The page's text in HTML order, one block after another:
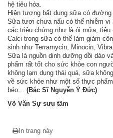
hệ tiêu hóa.
Hiện tượng bất dung sữa có
Sữa tươi chưa nấu có thể nhiễm vi
các triệu chứng như là ói mửa,
Calci trong sữa có thể làm giảm
sinh như Terramycin, Minocin,
Sữa là nguồn dinh dưỡng dồi dào
phẩm rất tốt cho sức khỏe con
không lạm dụng thái quá, sữa
về sức khỏe như một số thực
béo… (Bác Sĩ Nguyễn Ý Đức)
Võ Văn Sự sưu tầm
In trang này